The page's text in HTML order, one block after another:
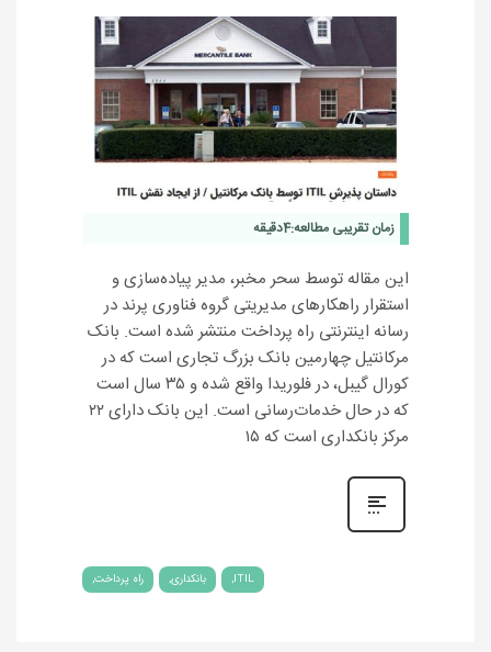
زمان تقریبی مطالعه:4دقیقه
این مقاله توسط سحر مخبر، مدیر پیاده‌سازی و
استقرار راهکارهای مدیریتی گروه فناوری پرند در
رسانه اینترنتی راه پرداخت منتشر شده است. بانک
مرکانتیل چهارمین بانک بزرگ تجاری ا‌ست که در
کورال گیبل، در فلوریدا واقع شده و ۳۵ سال است
که در حال خدمات‌رسانی‌ است. این بانک دارای ۲۲
مرکز بانکداری‌ است که ۱۵
ITIL بانکداری راه پرداخت